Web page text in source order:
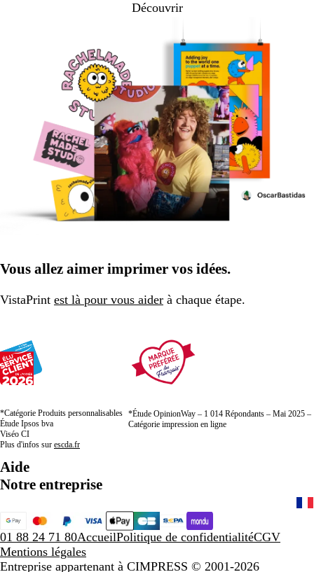
Découvrir
Vous allez aimer imprimer vos idées.
VistaPrint est là pour vous aider à chaque étape.
*Catégorie Produits personnalisables
Étude Ipsos bva
Viséo CI
Plus d'infos sur escda.fr
*Étude OpinionWay – 1 014 Répondants – Mai 2025 –
Catégorie impression en ligne
Aide
Notre entreprise
01 88 24 71 80AccueilPolitique de confidentialitéCGV
Mentions légales
Entreprise appartenant à CIMPRESS © 2001-2026